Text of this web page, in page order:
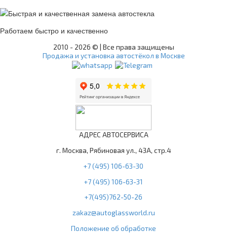
Работаем быстро и качественно
2010 - 2026 © | Все права защищены
Продажа и установка автостёкол в Москве
АДРЕС АВТОСЕРВИСА
г. Москва, Рябиновая ул., 43А, стр.4
+7 (495) 106-63-30
+7 (495) 106-63-31
+7(495)762-50-26
zakaz@autoglassworld.ru
Положение об обработке